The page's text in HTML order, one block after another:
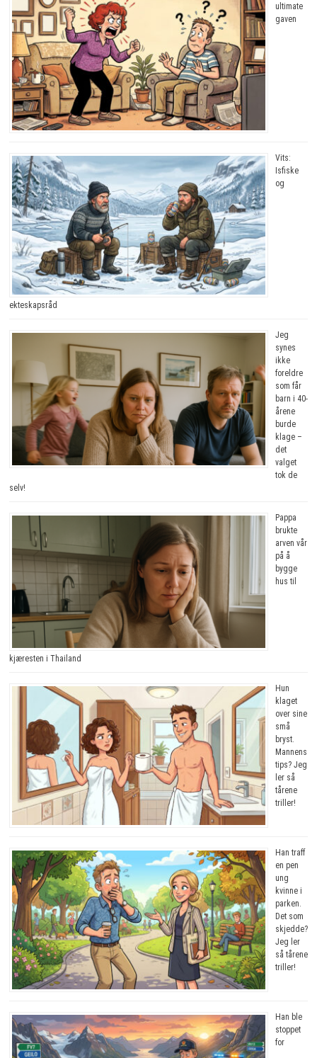
ultimate
gaven
Vits:
Isfiske
og
ekteskapsråd
Jeg
synes
ikke
foreldre
som får
barn i 40-
årene
burde
klage –
det
valget
tok de
selv!
Pappa
brukte
arven vår
på å
bygge
hus til
kjæresten i Thailand
Hun
klaget
over sine
små
bryst.
Mannens
tips? Jeg
ler så
tårene
triller!
Han traff
en pen
ung
kvinne i
parken.
Det som
skjedde?
Jeg ler
så tårene
triller!
Han ble
stoppet
for